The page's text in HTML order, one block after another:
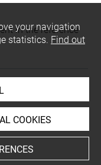
in the reference
your navigation
statistics. Find out
COOKIES